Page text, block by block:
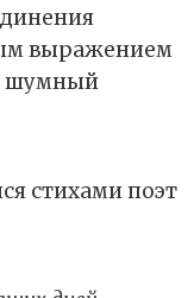
выражением
шумный
стихами поэт